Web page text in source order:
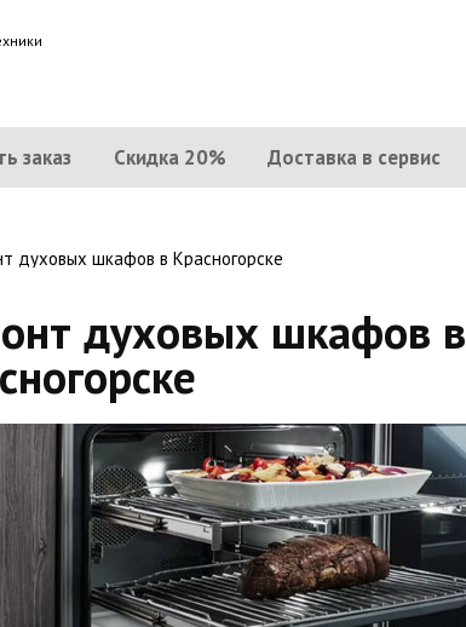
заказ Скидка 20% Доставка в сервис
духовых шкафов в Красногорске
духовых шкафов в